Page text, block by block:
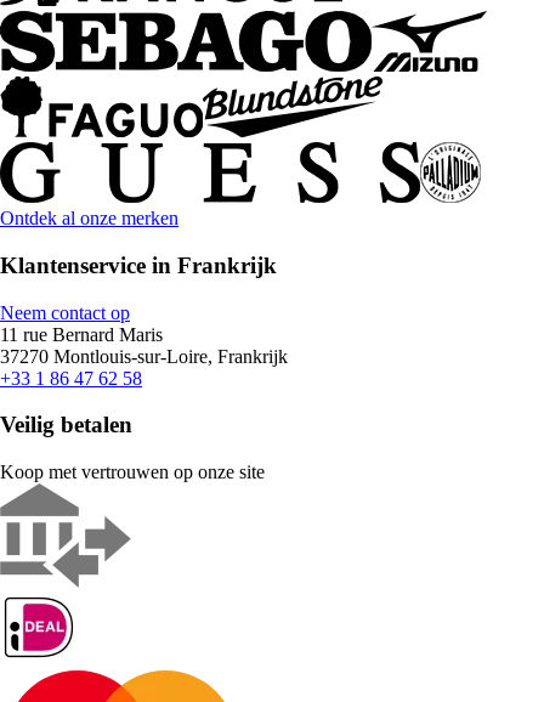
Ontdek al onze merken
Klantenservice in Frankrijk
Neem contact op
11 rue Bernard Maris
37270 Montlouis-sur-Loire, Frankrijk
+33 1 86 47 62 58
Veilig betalen
Koop met vertrouwen op onze site